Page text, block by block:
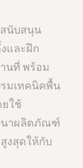
นับสนุน
และฝึก
นที่ พร้อม
มเทคนิคพื้น
ใช้
นาผลิตภัณฑ์
งสุดให้กับ